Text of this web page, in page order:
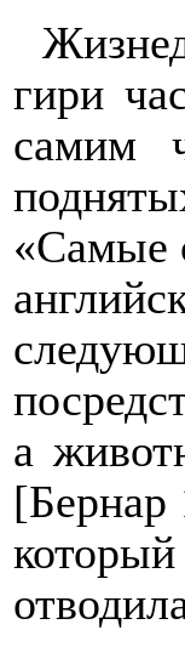
гири
самим
«Самые
а
[Бернар